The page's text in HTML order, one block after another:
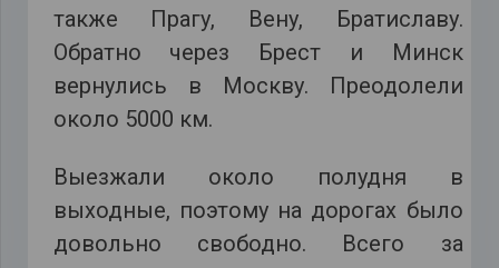
также Прагу, Вену, Братиславу.
Обратно через Брест и Минск
вернулись в Москву. Преодолели
около 5000 км.
Выезжали около полудня в
выходные, поэтому на дорогах было
довольно свободно. Всего за